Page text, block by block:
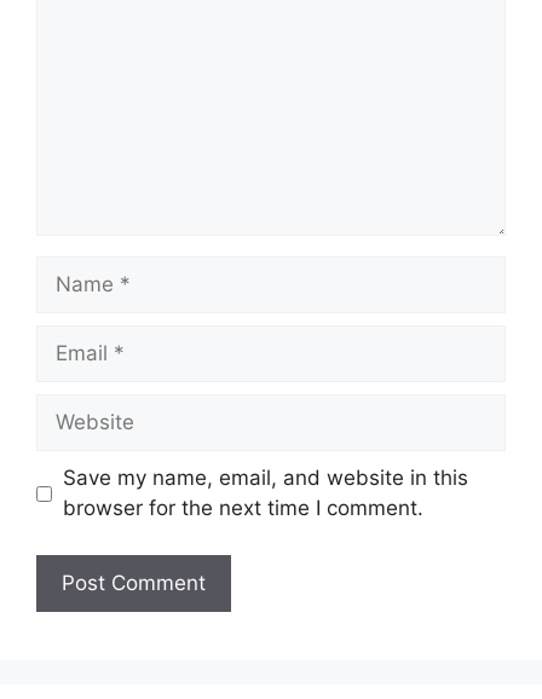
Name
Email
Website
Save my name, email, and website in this
browser for the next time I comment.